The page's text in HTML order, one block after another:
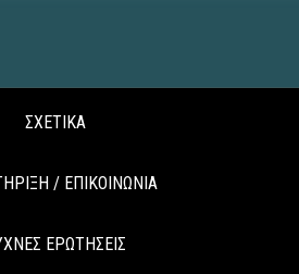
ΣΧΕΤΙΚΑ
/ ΕΠΙΚΟΙΝΩΝΙΑ
ΕΡΩΤΗΣΕΙΣ